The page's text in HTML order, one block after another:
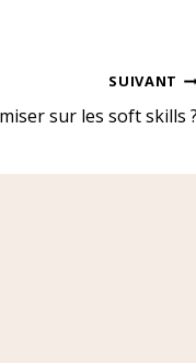
SUIVANT
sur les soft skills ?